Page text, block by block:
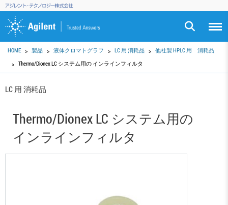
HOME 製品 液体クロマトグラフ LC 用 消耗品
他社製 HPLC 用 消耗品
Thermo/Dionex LC システム用の インラインフィルタ
LC 用 消耗品
Thermo/Dionex LC システム用の
インラインフィルタ